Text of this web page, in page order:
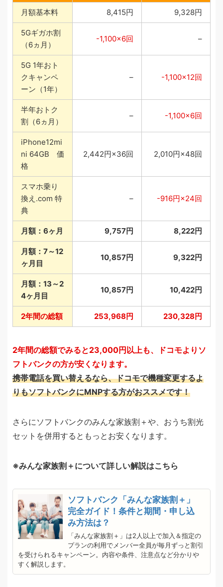
月額基本料 8,415円 9,328円
5Gギガホ割
（6ヵ月）
-1,100×6回 –
5G 1年おト
クキャンペ
ーン（1年）
– -1,100×12回
半年おトク
割（6ヵ月）
– -1,100×6回
iPhone12mi
ni 64GB 価
格
2,442円×36回 2,010円×48回
スマホ乗り
換え.com 特
典
– -916円×24回
月額：6ヶ月 9,757円 8,222円
月額：7～12
ヶ月目
10,857円 9,322円
月額：13～2
4ヶ月目
10,857円 10,422円
2年間の総額 253,968円 230,328円
2年間の総額でみると23,000円以上も、ドコモよりソ
フトバンクの方が安くなります。
携帯電話を買い替えるなら、ドコモで機種変更するよ
りもソフトバンクにMNPする方がおススメです！
さらにソフトバンクのみんな家族割＋や、おうち割光
セットを併用するともっとお安くなります。
みんな家族割＋について詳しい解説はこちら
ソフトバンク「みんな家族割＋」
完全ガイド！条件と期間・申し込
み方法は？
「みんな家族割＋」は2人以上で加入＆指定の
プランの利用でメンバー全員が毎月ずっと割引
を受けられるキャンペーン。内容や条件、注意点など分かりや
すく解説します。